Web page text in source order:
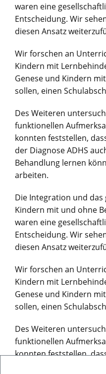
waren eine
Entscheidung. Wir
diesen Ansatz
Wir forschen an
Kindern mit
Genese und Kindern
sollen, einen
Des Weiteren
funktionellen
konnten feststellen,
der Diagnose ADHS
Behandlung lernen
arbeiten.
Die Integration und das
Kindern mit und ohne
waren eine
Entscheidung. Wir
diesen Ansatz
Wir forschen an
Kindern mit
Genese und Kindern
sollen, einen
Des Weiteren
funktionellen
konnten feststellen,